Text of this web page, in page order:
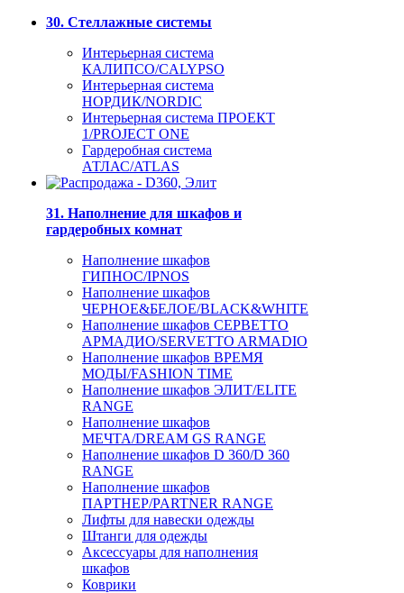
30. Стеллажные системы
Интерьерная система
КАЛИПСО/CALYPSO
Интерьерная система
НОРДИК/NORDIC
Интерьерная система ПРОЕКТ
1/PROJECT ONE
Гардеробная система
АТЛАС/ATLAS
31. Наполнение для шкафов и
гардеробных комнат
Наполнение шкафов
ГИПНОС/IPNOS
Наполнение шкафов
ЧЕРНОЕ&БЕЛОЕ/BLACK&WHITE
Наполнение шкафов СЕРВЕТТО
АРМАДИО/SERVETTO ARMADIO
Наполнение шкафов ВРЕМЯ
МОДЫ/FASHION TIME
Наполнение шкафов ЭЛИТ/ELITE
RANGE
Наполнение шкафов
МЕЧТА/DREAM GS RANGE
Наполнение шкафов D 360/D 360
RANGE
Наполнение шкафов
ПАРТНЕР/PARTNER RANGE
Лифты для навески одежды
Штанги для одежды
Аксессуары для наполнения
шкафов
Коврики